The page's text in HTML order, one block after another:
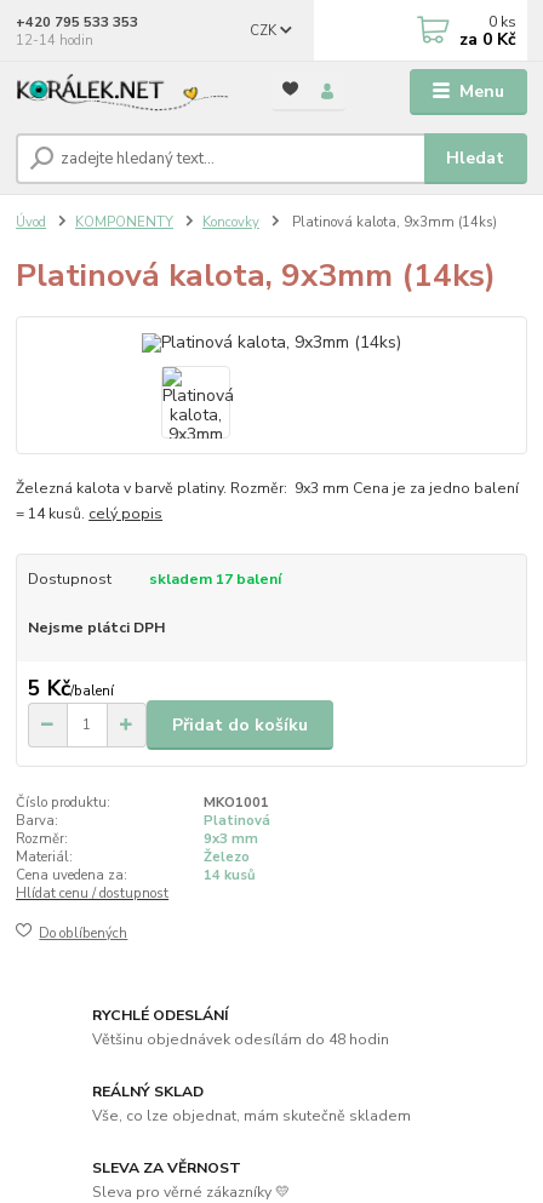
Menu
CZK
Hledat
+420 795 533 353
12-14 hodin
0 ks
za 0 Kč
Úvod KOMPONENTY Koncovky Platinová kalota, 9x3mm (14ks)
Platinová kalota, 9x3mm (14ks)
Železná kalota v barvě platiny. Rozměr: 9x3 mm Cena je za jedno balení
= 14 kusů. celý popis
Dostupnost skladem 17 balení
Nejsme plátci DPH
5 Kč/balení
Přidat do košíku
Číslo produktu:
MKO1001
Barva:
Platinová
Rozměr:
9x3 mm
Materiál:
Železo
Cena uvedena za:
14 kusů
Hlídat cenu / dostupnost
Do oblíbených
RYCHLÉ ODESLÁNÍ
Většinu objednávek odesílám do 48 hodin
REÁLNÝ SKLAD
Vše, co lze objednat, mám skutečně skladem
SLEVA ZA VĚRNOST
Sleva pro věrné zákazníky 💛